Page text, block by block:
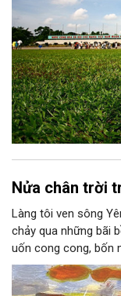
Nửa chân trời
Làng tôi ven sông
chảy qua những bãi
uốn cong cong, bốn
hoàng hôn, khi nắng
lại thẫm màu như có